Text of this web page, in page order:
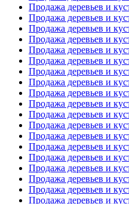
Продажа деревьев и
Продажа деревьев и
Продажа деревьев и
Продажа деревьев и
Продажа деревьев и
Продажа деревьев и
Продажа деревьев и
Продажа деревьев и
Продажа деревьев и
Продажа деревьев и
Продажа деревьев и
Продажа деревьев и
Продажа деревьев и
Продажа деревьев и
Продажа деревьев и
Продажа деревьев и
Продажа деревьев и
Продажа деревьев и
Продажа деревьев и